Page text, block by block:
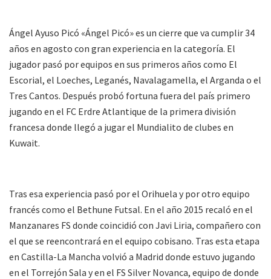
Ángel Ayuso Picó «Ángel Picó» es un cierre que va cumplir 34
años en agosto con gran experiencia en la categoría. El
jugador pasó por equipos en sus primeros años como El
Escorial, el Loeches, Leganés, Navalagamella, el Arganda o el
Tres Cantos. Después probó fortuna fuera del país primero
jugando en el FC Erdre Atlantique de la primera división
francesa donde llegó a jugar el Mundialito de clubes en
Kuwait.
Tras esa experiencia pasó por el Orihuela y por otro equipo
francés como el Bethune Futsal. En el año 2015 recaló en el
Manzanares FS donde coincidió con Javi Liria, compañero con
el que se reencontrará en el equipo cobisano. Tras esta etapa
en Castilla-La Mancha volvió a Madrid donde estuvo jugando
en el Torrejón Sala y en el FS Silver Novanca, equipo de donde